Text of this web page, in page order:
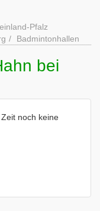
Pfalz
Badmintonhallen
bei
noch keine